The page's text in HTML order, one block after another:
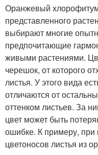
Оранжевый
представленного
выбирают многие
предпочитающие
живыми растениями.
черешок, от которого
листья. У этого вида
отличаются от
оттенком листьев. За
цвет может быть
ошибке. К примеру, при
цветоносов листья из